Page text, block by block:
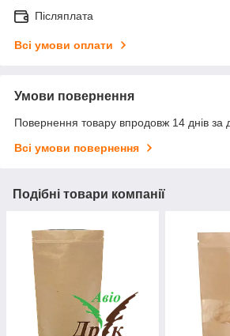
Післяплата
Всі умови оплати
Умови повернення
Повернення товару впродовж 14 днів за
Всі умови повернення
Подібні товари компанії